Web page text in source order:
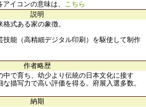
イコンの意味は、 こちら
説明
式ある家の象徴。
能（高精細デジタル印刷）を駆使して制作
作者略歴
中で育ち、幼少より伝統の日本文化に接す
描写力で高い評価を得る。府展入選多数。
納期